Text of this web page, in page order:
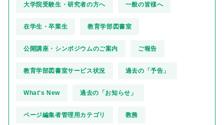
大学院受験生・研究者の方へ 一般の皆様へ
在学生・卒業生 教育学部図書室
公開講座・シンポジウムのご案内 ご報告
教育学部図書室サービス状況 過去の「予告」
What's New 過去の「お知らせ」
ページ編集者管理用カテゴリ 教務